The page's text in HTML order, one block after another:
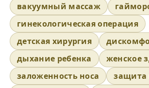
вакуумный массаж
гинекологическая операция
детская хирургия
дыхание ребенка
женское
заложенность носа
защита